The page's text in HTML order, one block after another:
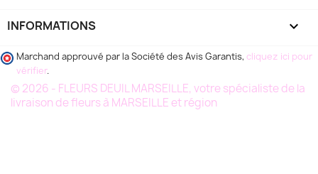
INFORMATIONS keyboard_arrow_down
Marchand approuvé par la Société des Avis Garantis, cliquez ici pour
vérifier.
© 2026 - FLEURS DEUIL MARSEILLE, votre spécialiste de la
livraison de fleurs à MARSEILLE et région